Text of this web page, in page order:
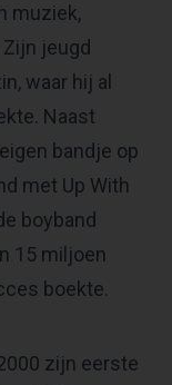
muziek,
jeugd
waar hij al
Naast
bandje op
met Up With
boyband
15 miljoen
boekte.
zijn eerste